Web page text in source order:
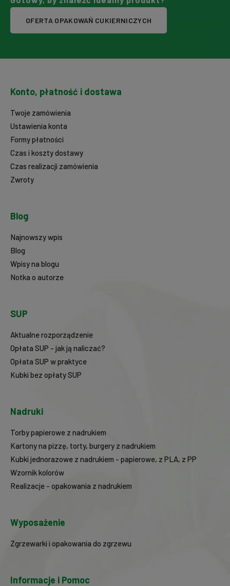
OFERTA OPAKOWAŃ CUKIERNICZYCH
Konto, płatność i dostawa
Twoje zamówienia
Ustawienia konta
Formy płatności
Czas i koszty dostawy
Czas realizacji zamówienia
Zwroty
Blog
Najnowszy wpis
Blog
Wpisy na blogu
Notka o autorze
SUP
Aktualne rozporządzenie
Opłata SUP - jak ją naliczać?
Opłata SUP w praktyce
Kubki bez opłaty SUP
Nadruki
Torby papierowe z nadrukiem
Kartony na pizzę, torty, burgery z nadrukiem
Kubki jednorazowe z nadrukiem - papierowe, z PLA, z PP
Wzornik kolorów
Realizacje - opakowania z nadrukiem
Wyposażenie
Zgrzewarki i opakowania do zgrzewu
Informacje i Pomoc